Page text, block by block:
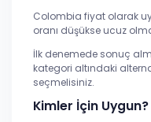
Colombia fiyat olarak
oranı düşükse ucuz
İlk denemede sonuç
kategori altındaki
seçmelisiniz.
Kimler İçin Uygun?